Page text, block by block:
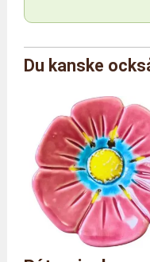
Märke
Referens
Färg
Totala mått
Vikt
Stjälkhöjd
Material
Tillverkningsland
Du kanske